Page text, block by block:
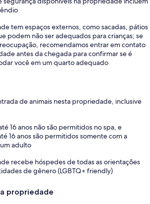
tem espaços externos, como sacadas, pátios
podem não ser adequados para crianças; se
recomendamos entrar em contato
antes da chegada para confirmar se é
você em um quarto adequado
de animais nesta propriedade, inclusive
16 anos não são permitidos no spa, e
16 anos são permitidos somente com a
adulto
recebe hóspedes de todas as orientações
de gênero (LGBTQ+ friendly)
propriedade